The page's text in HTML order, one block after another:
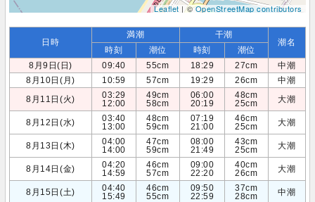
Leaflet | ©OpenStreetMap contributors
日時
満潮 干潮
潮名
時刻 潮位 時刻
潮位
8月9日(日)
09:40 55cm 18:29 27cm
中潮
8月10日(月)
10:59 57cm 19:29 26cm
中潮
8月11日(火)
03:29
12:00
49cm
58cm
06:00
20:19
48cm
25cm
大潮
8月12日(水)
03:40
13:00
48cm
59cm
07:19
21:00
46cm
25cm
大潮
8月13日(木)
04:00
14:00
47cm
59cm
08:00
21:49
43cm
25cm
大潮
8月14日(金)
04:20
14:59
46cm
57cm
09:00
22:20
40cm
26cm
大潮
8月15日(土)
04:40
15:49
46cm
55cm
09:50
22:59
37cm
28cm
中潮